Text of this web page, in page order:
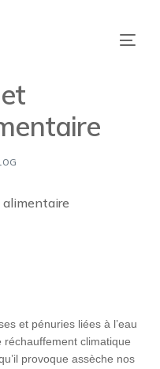
et pénuries liées à l’eau
climatique
provoque assèche nos